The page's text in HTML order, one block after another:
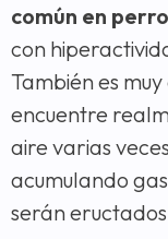
común en
con
También es
encuentre
aire varias
acumulando
serán